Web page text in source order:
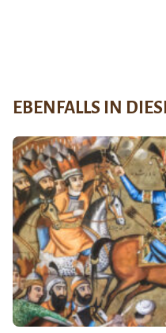
EBENFALLS IN